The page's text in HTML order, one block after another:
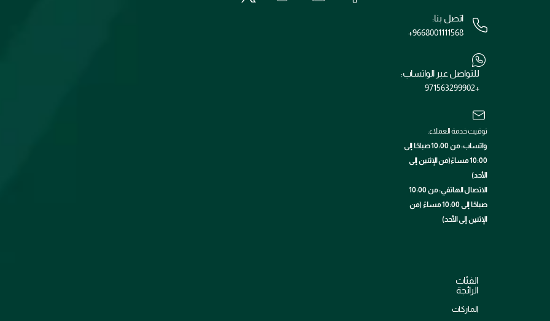
اتصل بنا:
+9668001111568
للتواصل عبر الواتساب:
+971563299902
توقيت خدمة العملاء:
واتساب: من 10:00 صباحًا إلى
10:00 مساءً(من الإثنين إلى
الأحد)
الاتصال الهاتفي: من 10:00
صباحًا إلى 10:00 مساءً (من
الإثنين إلى الأحد)
الفئات
الرائجة
الماركات